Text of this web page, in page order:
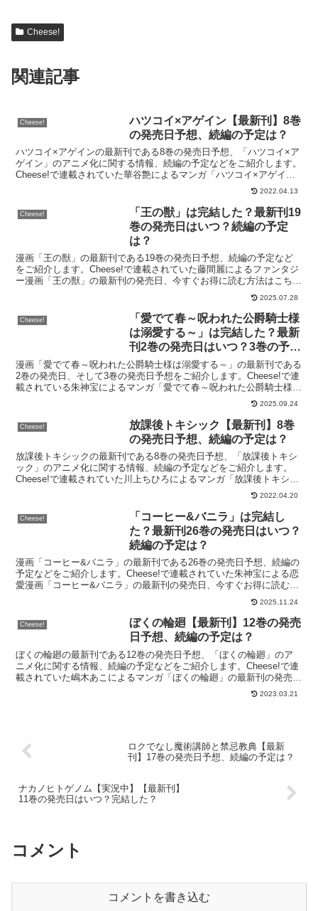
Cheese!
関連記事
Cheese!
ハツコイ×アゲイン【最新刊】8巻
の発売日予想、続編の予定は？
ハツコイ×アゲインの最新刊である8巻の発売日予想、「ハツコイ×ア
ゲイン」のアニメ化に関する情報、続編の予定などをご紹介します。
Cheese!で連載されていた華谷艶によるマンガ「ハツコイ×アゲイ
2022.04.13
Cheese!
「王の獣」は完結した？最新刊19
巻の発売日はいつ？続編の予定
は？
漫画「王の獣」の最新刊である19巻の発売日予想、続編の予定など
をご紹介します。Cheese!で連載されていた藤間麗によるファンタジ
ー漫画「王の獣」の最新刊の発売日、今すぐお得に読む方法はこち
2025.07.28
Cheese!
「愛でて春～呪われた公爵騎士様
は溺愛する～」は完結した？最新
刊2巻の発売日はいつ？3巻の予定
は？
漫画「愛でて春～呪われた公爵騎士様は溺愛する～」の最新刊である
2巻の発売日、そして3巻の発売日予想をご紹介します。Cheese!で連
載されている朱神宝によるマンガ「愛でて春～呪われた公爵騎士様は
2025.09.24
Cheese!
放課後トキシック【最新刊】8巻
の発売日予想、続編の予定は？
放課後トキシックの最新刊である8巻の発売日予想、「放課後トキシ
ック」のアニメ化に関する情報、続編の予定などをご紹介します。
Cheese!で連載されていた川上ちひろによるマンガ「放課後トキシッ
ク」の最新刊の発売日はこちら！漫画「放課後トキシッ...
2022.04.20
Cheese!
「コーヒー&バニラ」は完結し
た？最新刊26巻の発売日はいつ？
続編の予定は？
漫画「コーヒー&バニラ」の最新刊である26巻の発売日予想、続編の
予定などをご紹介します。Cheese!で連載されていた朱神宝による恋
愛漫画「コーヒー&バニラ」の最新刊の発売日、今すぐお得に読む方
2025.11.24
Cheese!
ぼくの輪廻【最新刊】12巻の発売
日予想、続編の予定は？
ぼくの輪廻の最新刊である12巻の発売日予想、「ぼくの輪廻」のア
ニメ化に関する情報、続編の予定などをご紹介します。Cheese!で連
載されていた嶋木あこによるマンガ「ぼくの輪廻」の最新刊の発売日
2023.03.21
ロクでなし魔術講師と禁忌教典【最新
刊】17巻の発売日予想、続編の予定は？
ナカノヒトゲノム【実況中】【最新刊】
11巻の発売日はいつ？完結した？
コメント
コメントを書き込む